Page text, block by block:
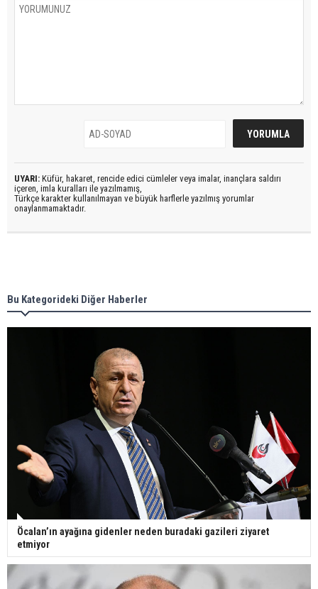
UYARI: Küfür, hakaret, rencide edici cümleler veya imalar, inançlara saldırı
içeren, imla kuralları ile yazılmamış,
Türkçe karakter kullanılmayan ve büyük harflerle yazılmış yorumlar
onaylanmamaktadır.
Bu Kategorideki Diğer Haberler
Öcalan’ın ayağına gidenler neden buradaki gazileri ziyaret
etmiyor